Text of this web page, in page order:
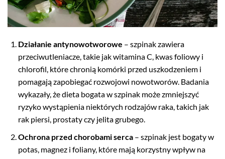
Działanie antynowotworowe – szpinak zawiera
przeciwutleniacze, takie jak witamina C, kwas foliowy i
chlorofil, które chronią komórki przed uszkodzeniem i
pomagają zapobiegać rozwojowi nowotworów. Badania
wykazały, że dieta bogata w szpinak może zmniejszyć
ryzyko wystąpienia niektórych rodzajów raka, takich jak
rak piersi, prostaty czy jelita grubego.
Ochrona przed chorobami serca– szpinak jest bogaty w
potas, magnez i foliany, które mają korzystny wpływ na